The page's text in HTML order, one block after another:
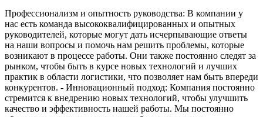
Профессионализм и опытность руководства: В компании у
нас есть команда высококвалифицированных и опытных
руководителей, которые могут дать исчерпывающие ответы
на наши вопросы и помочь нам решить проблемы, которые
возникают в процессе работы. Они также постоянно следят за
рынком, чтобы быть в курсе новых технологий и лучших
практик в области логистики, что позволяет нам быть впереди
конкурентов. - Инновационный подход: Компания постоянно
стремится к внедрению новых технологий, чтобы улучшить
качество и эффективность нашей работы. Мы постоянно